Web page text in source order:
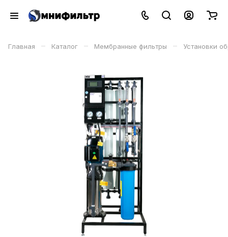
Главная – Каталог – Мембранные фильтры – Установки